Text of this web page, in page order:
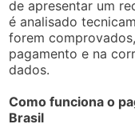
de apresentar um
é analisado
forem
pagamento e na
dados.
Como funciona o
Brasil